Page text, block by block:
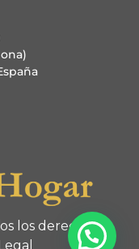
los derechos